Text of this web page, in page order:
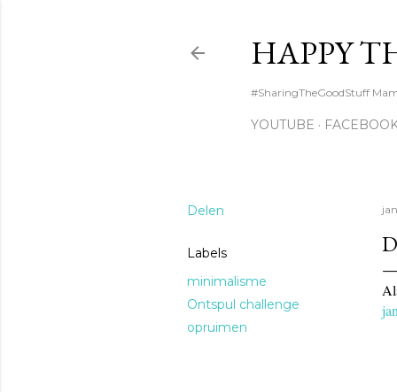
HAPPY
#SharingTheGoodStuff
YOUTUBE
Delen
Labels
minimalisme
Ontspul challenge
opruimen